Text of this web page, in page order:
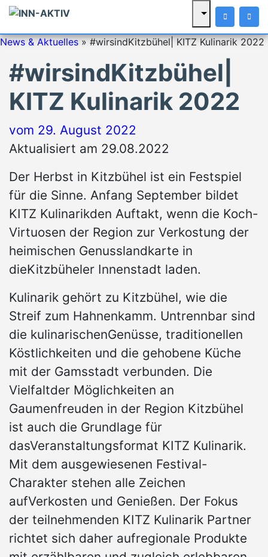
News & Aktuelles»#wirsindKitzbühel| KITZ Kulinarik 2022
#wirsindKitzbühel|
KITZ Kulinarik 2022
vom 29. August 2022
Aktualisiert am 29.08.2022
Der Herbst in Kitzbühel ist ein Festspiel
für die Sinne. Anfang September bildet
KITZ Kulinarikden Auftakt, wenn die Koch-
Virtuosen der Region zur Verkostung der
heimischen Genusslandkarte in
dieKitzbüheler Innenstadt laden.
Kulinarik gehört zu Kitzbühel, wie die
Streif zum Hahnenkamm. Untrennbar sind
die kulinarischenGenüsse, traditionellen
Köstlichkeiten und die gehobene Küche
mit der Gamsstadt verbunden. Die
Vielfaltder Möglichkeiten an
Gaumenfreuden in der Region Kitzbühel
ist auch die Grundlage für
dasVeranstaltungsformat KITZ Kulinarik.
Mit dem ausgewiesenen Festival-
Charakter stehen alle Zeichen
aufVerkosten und Genießen. Der Fokus
der teilnehmenden KITZ Kulinarik Partner
richtet sich daher aufregionale Produkte